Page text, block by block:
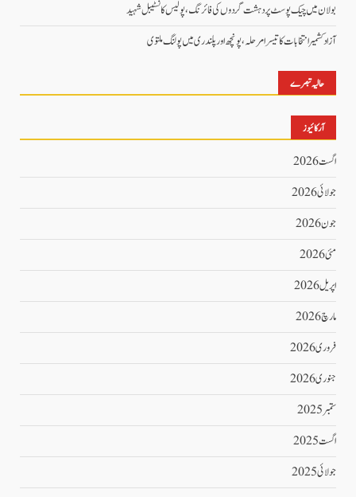
بولان میں چیک پوسٹ پر دہشت گردوں کی فائرنگ، پولیس کانسٹیبل شہید
آزاد کشمیر انتخابات کا تیسرا مرحلہ، پونچھ اور پلندری میں پولنگ ملتوی
حالیہ تبصرے
آرکائیوز
اگست 2026
جولائی 2026
جون 2026
مئی 2026
اپریل 2026
مارچ 2026
فروری 2026
جنوری 2026
ستمبر 2025
اگست 2025
جولائی 2025